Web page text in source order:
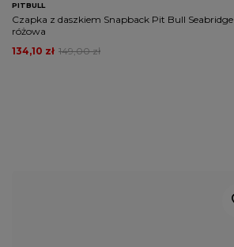
PITBULL
Czapka z daszkiem Snapback Pit Bull Seabridge
różowa
149,00 zł
134,10 zł